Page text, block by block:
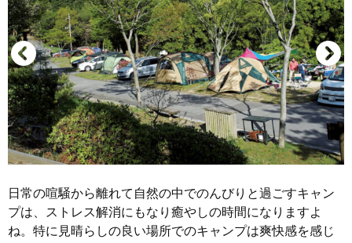
日常の喧騒から離れて自然の中でのんびりと過ごすキャン
プは、ストレス解消にもなり癒やしの時間になりますよ
ね。特に見晴らしの良い場所でのキャンプは爽快感を感じ